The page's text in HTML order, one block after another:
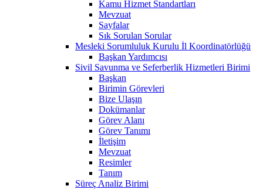
Kamu Hizmet Standartları
Mevzuat
Sayfalar
Sık Sorulan Sorular
Mesleki Sorumluluk Kurulu İl Koordinatörlüğü
Başkan Yardımcısı
Sivil Savunma ve Seferberlik Hizmetleri Birimi
Başkan
Birimin Görevleri
Bize Ulaşın
Dokümanlar
Görev Alanı
Görev Tanımı
İletişim
Mevzuat
Resimler
Tanım
Süreç Analiz Birimi